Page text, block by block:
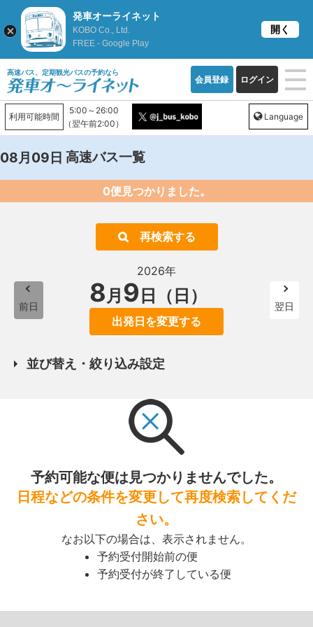
高速バス、定期観光バスの予約なら
会員登録 ログイン
利用可能時間
5:00～26:00
（翌午前2:00）
Language
08月09日 高速バス一覧
0便見つかりました。
再検索する
前日
2026年
8月 9 日（日）
出発日を変更する
翌日
並び替え・絞り込み設定
予約可能な便は見つかりませんでした。
日程などの条件を変更して再度検索してくだ
さい。
なお以下の場合は、表示されません。
予約受付開始前の便
予約受付が終了している便
発車オーライネット
KOBO Co., Ltd.
FREE - Google Play
開く